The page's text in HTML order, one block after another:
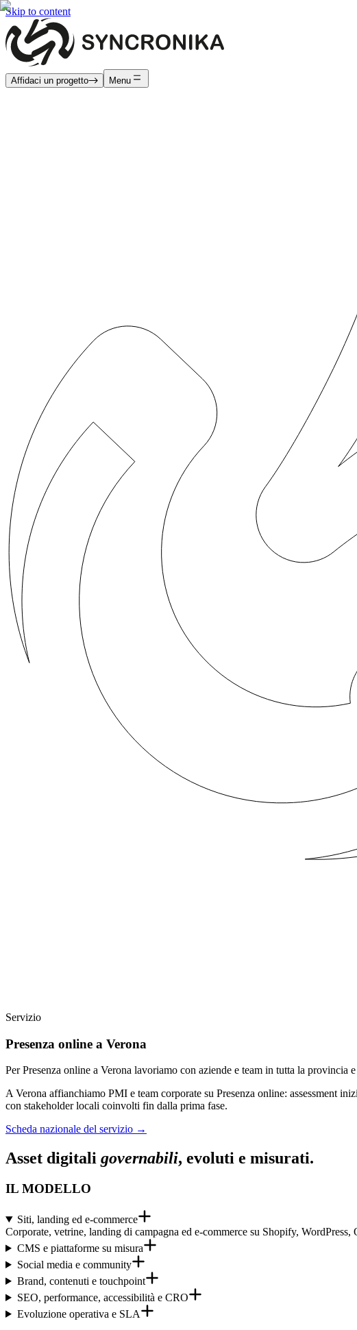
Skip to content
Affidaci un progetto Menu
Servizio
Presenza online a Verona
Per Presenza online a Verona lavoriamo con aziende e team in tutta la
A Verona affianchiamo PMI e team corporate su Presenza online: assessment
con stakeholder locali coinvolti fin dalla prima fase.
Scheda nazionale del servizio →
Asset digitali governabili, evoluti e misurati.
IL MODELLO
Siti, landing ed e-commerce
Corporate, vetrine, landing di campagna ed e-commerce su Shopify,
CMS e piattaforme su misura
Social media e community
Brand, contenuti e touchpoint
SEO, performance, accessibilità e CRO
Evoluzione operativa e SLA